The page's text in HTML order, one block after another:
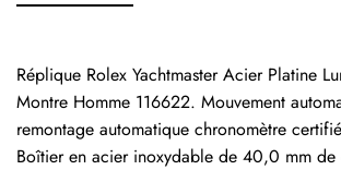
Réplique Rolex Yachtmaster Acier Platine
Montre Homme 116622. Mouvement
remontage automatique chronomètre
Boîtier en acier inoxydable de 40,0 mm de